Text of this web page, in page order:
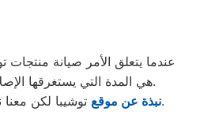
عندما يتعلق الأمر صيانة
هي المدة التي يستغرقها الإصلاح، وما هي الخطوات التي يجب اتباعها في حالة تلف المنتج. يجيب الفريق المحترف عن هذه الأسئلة ويضمن توضيح الإجراءات بوضوح لضمان راحة العملاء ورضاهم.
نبذة عن موقع توشيبا لكن
.